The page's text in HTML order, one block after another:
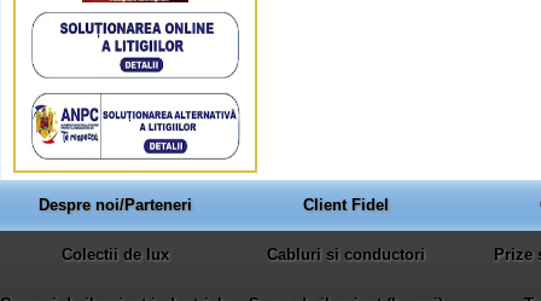
Despre noi/Parteneri Client Fidel
Colectii de lux Cabluri si conductori Prize